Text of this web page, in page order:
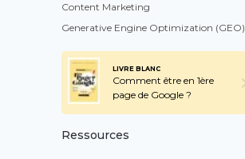
Content Marketing
Generative Engine Optimization (GEO)
LIVRE BLANC
Comment être en 1ère
page de Google ?
Ressources